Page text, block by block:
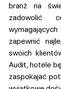
branż na
zadowolić
zapewnić
swoich
Audit, hotele
zaspokajać